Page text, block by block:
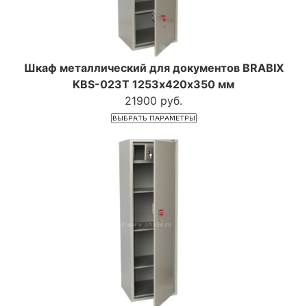
Шкаф металлический для документов BRABIX
KBS-023Т 1253х420х350 мм
21900 руб.